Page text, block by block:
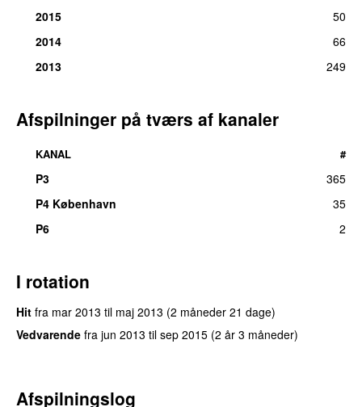
2015
50
2014
66
2013
249
Afspilninger på tværs af kanaler
KANAL #
P3
365
P4 København
35
P6
2
I rotation
Hit fra mar 2013 til maj 2013 (2 måneder 21 dage)
Vedvarende fra jun 2013 til sep 2015 (2 år 3 måneder)
Afspilningslog